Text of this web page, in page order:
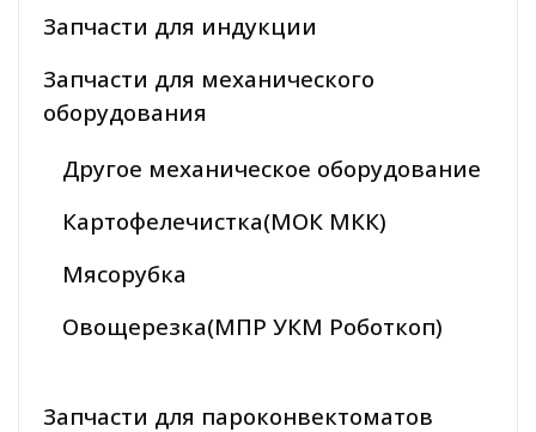
Запчасти для индукции
Запчасти для механического
оборудования
Другое механическое оборудование
Картофелечистка(МОК МКК)
Мясорубка
Овощерезка(МПР УКМ Роботкоп)
Запчасти для пароконвектоматов